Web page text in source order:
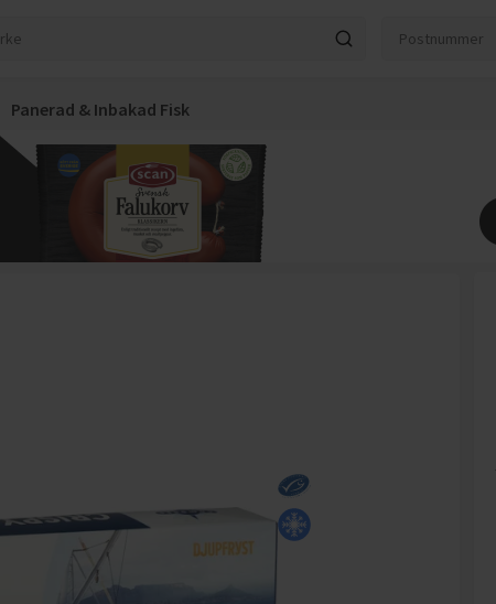
Panerad & Inbakad Fisk